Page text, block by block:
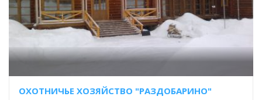
ОХОТНИЧЬЕ ХОЗЯЙСТВО "РАЗДОБАРИНО"